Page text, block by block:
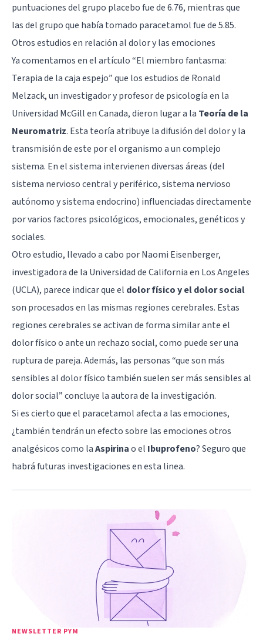
puntuaciones del grupo placebo fue de 6.76, mientras que
las del grupo que había tomado paracetamol fue de 5.85.
Otros estudios en relación al dolor y las emociones
Ya comentamos en el artículo “El miembro fantasma:
Terapia de la caja espejo” que los estudios de Ronald
Melzack, un investigador y profesor de psicología en la
Universidad McGill en Canada, dieron lugar a la Teoría de la
Neuromatriz. Esta teoría atribuye la difusión deldolory la
transmisión de este por el organismo a un complejo
sistema. En el sistema intervienen diversas áreas (del
sistema nervioso central y periférico, sistema nervioso
autónomo y sistema endocrino) influenciadas directamente
por varios factores psicológicos, emocionales, genéticos y
sociales.
Otro estudio, llevado a cabo por Naomi Eisenberger,
investigadora de la Universidad de California en Los Angeles
(UCLA), parece indicar que el dolor físico y el dolor social
son procesados en las mismas regiones cerebrales. Estas
regiones cerebrales se activan de forma similar ante el
dolor físico o ante un rechazo social, como puede ser una
ruptura de pareja. Además, las personas “que son más
sensibles al dolor físico también suelen ser más sensibles al
dolor social” concluye la autora de la investigación.
Si es cierto que el paracetamol afecta a las emociones,
¿también tendrán un efecto sobre las emociones otros
analgésicos como laAspirinao el Ibuprofeno? Seguro que
habrá futuras investigaciones en esta linea.
NEWSLETTER PYM